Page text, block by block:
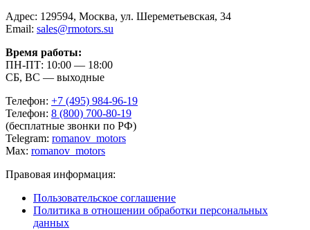
Адрес: 129594, Москва, ул. Шереметьевская, 34
Email: sales@rmotors.su
Время работы:
ПН-ПТ: 10:00 — 18:00
СБ, ВС — выходные
Телефон: +7 (495) 984-96-19
Телефон: 8 (800) 700-80-19
(бесплатные звонки по РФ)
Telegram: romanov_motors
Max: romanov_motors
Правовая информация:
Пользовательское соглашение
Политика в отношении обработки персональных
данных